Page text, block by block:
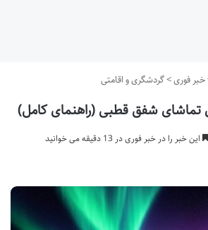
خبر فوری>گردشگری و اقامتی
این خبر را در خبر فوری در 13 دقیقه می خوانید